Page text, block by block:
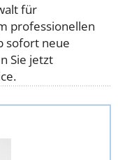
für
professionellen
sofort neue
Sie jetzt